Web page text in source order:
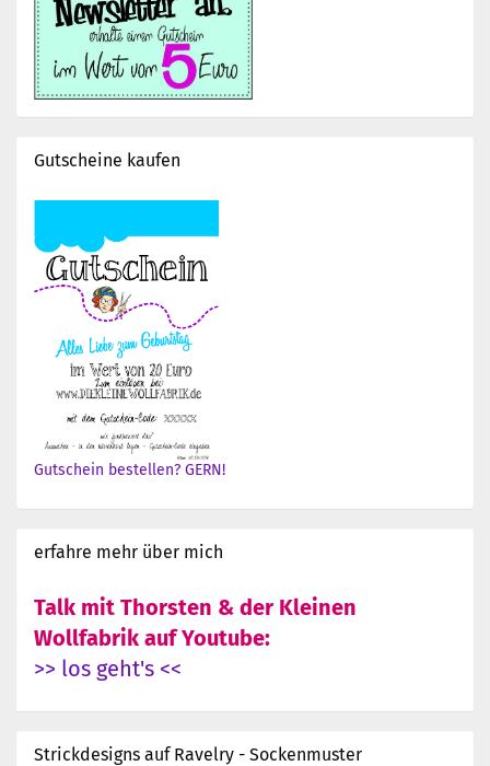
Gutscheine kaufen
Gutschein bestellen? GERN!
erfahre mehr über mich
Talk mit Thorsten & der Kleinen
Wollfabrik auf Youtube:
>> los geht's <<
Strickdesigns auf Ravelry - Sockenmuster